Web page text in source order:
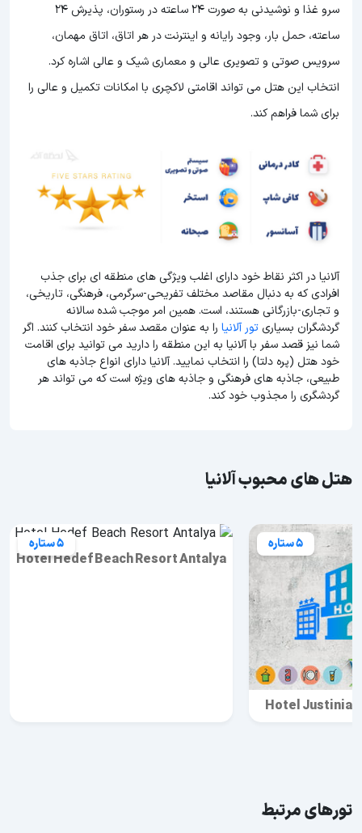
سرو غذا و نوشیدنی به صورت 24 ساعته در رستوران، پذیرش 24
ساعته، حمل بار، وجود رایانه و اینترنت در هر اتاق، اتاق مهمان،
سرویس صوتی و تصویری عالی و معماری شیک و عالی اشاره کرد.
انتخاب این هتل می تواند اقامتی لاکچری با امکانات تکمیل و عالی را
برای شما فراهم کند.
آلانیا در اکثر نقاط خود دارای اغلب ویژگی های منطقه ای برای جذب
افرادی که به دنبال مقاصد مختلف تفریحی-سرگرمی، فرهنگی، تاریخی،
و تجاری-بازرگانی هستند، است. همین امر موجب شده سالانه
گردشگران بسیاریتور آلانیا را به عنوان مقصد سفر خود انتخاب کنند. اگر
شما نیز قصد سفر با آلانیا به این منطقه را دارید می توانید برای اقامت
خود هتل (پره دلتا) را انتخاب نمایید. آلانیا دارای انواع جاذبه های
طبیعی، جاذبه های فرهنگی و جاذبه های ویژه است که می تواند هر
گردشگری را مجذوب خود کند.
هتل های محبوب آلانیا
5 ستاره
Hotel
5 ستاره
Hotel Hedef Beach Resort Antalya
تورهای مرتبط